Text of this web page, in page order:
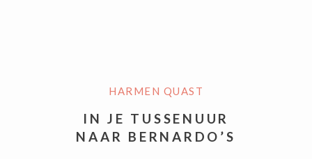
HARMEN QUAST
IN JE TUSSENUUR
NAAR BERNARDO’S